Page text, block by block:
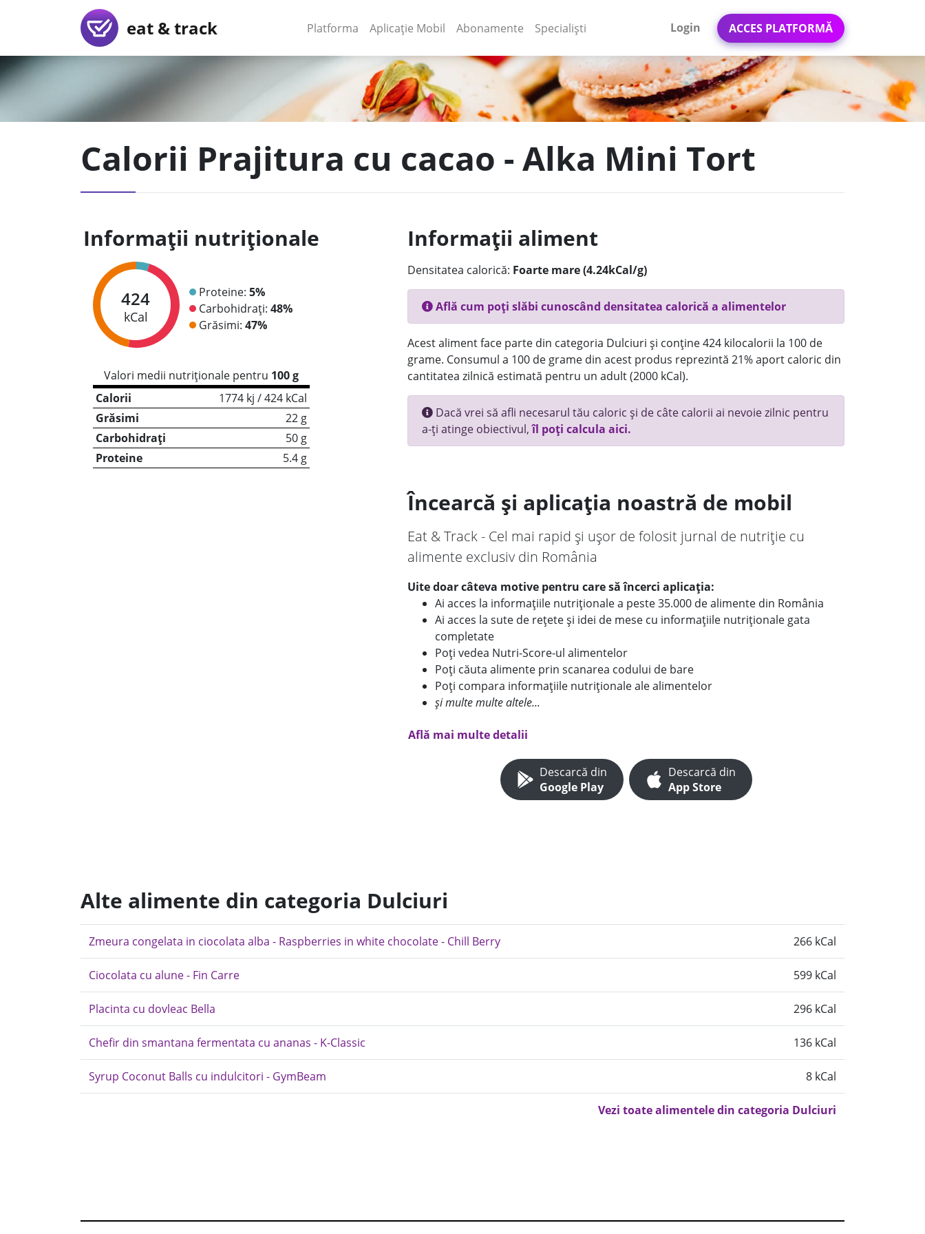
eat & track Platforma (current)
Aplicație Mobil (current)
Abonamente Specialiști Login ACCES PLATFORMĂ
Calorii Prajitura cu cacao - Alka Mini Tort
Informații nutriționale
424
kCal
Proteine: 5%
Carbohidrați: 48%
Grăsimi: 47%
Valori medii nutriționale pentru 100 g
Calorii
1774 kj / 424 kCal
Grăsimi
22 g
Carbohidrați
50 g
Proteine
5.4 g
Informații aliment
Densitatea calorică: Foarte mare (4.24kCal/g)
Află cum poți slăbi cunoscând densitatea calorică a alimentelor
Acest aliment face parte din categoria Dulciuri și conține 424 kilocalorii la 100 de
grame. Consumul a 100 de grame din acest produs reprezintă 21% aport caloric din
cantitatea zilnică estimată pentru un adult (2000 kCal).
Dacă vrei să afli necesarul tău caloric și de câte calorii ai nevoie zilnic pentru
a-ți atinge obiectivul,îl poți calcula aici.
Încearcă și aplicația noastră de mobil
Eat & Track - Cel mai rapid și ușor de folosit jurnal de nutriție cu
alimente exclusiv din România
Uite doar câteva motive pentru care să încerci aplicația:
Ai acces la informațiile nutriționale a peste 35.000 de alimente din România
Ai acces la sute de rețete și idei de mese cu informațiile nutriționale gata
completate
Poți vedea Nutri-Score-ul alimentelor
Poți căuta alimente prin scanarea codului de bare
Poți compara informațiile nutriționale ale alimentelor
și multe multe altele...
Află mai multe detalii
Descarcă din
Google Play
Descarcă din
App Store
Alte alimente din categoria Dulciuri
Zmeura congelata in ciocolata alba - Raspberries in white chocolate - Chill Berry 266 kCal
Ciocolata cu alune - Fin Carre 599 kCal
Placinta cu dovleac Bella 296 kCal
Chefir din smantana fermentata cu ananas - K-Classic 136 kCal
Syrup Coconut Balls cu indulcitori - GymBeam 8 kCal
Vezi toate alimentele din categoria Dulciuri